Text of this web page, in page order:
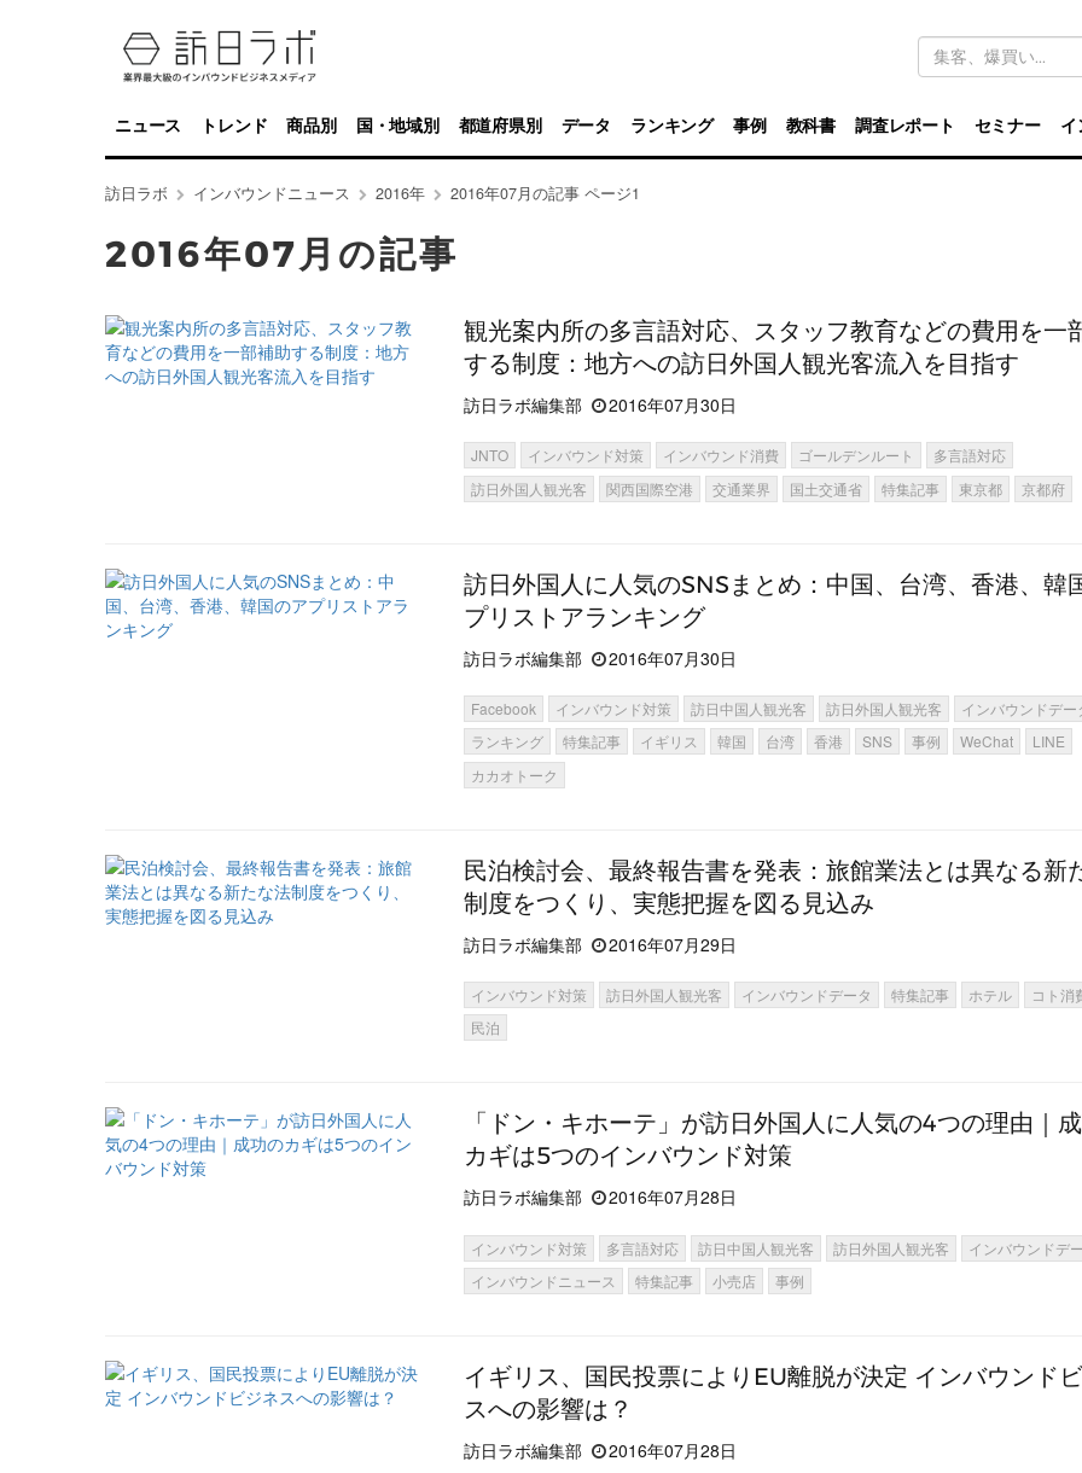
キ
ワ
ド
検
索
ニュース トレンド 商品別 国・地域別 都道府県別 データ ランキング 事例 教科書 調査レポート セミナー イ
訪日ラボ インバウンドニュース 2016年 2016年07月の記事 ページ1
2016年07月の記事
観光案内所の多言語対応、スタッフ教育などの費用を一
する制度：地方への訪日外国人観光客流入を目指す
訪日ラボ編集部 2016年07月30日
JNTO インバウンド対策 インバウンド消費 ゴールデンルート
多言語対応
訪日外国人観光客
関西国際空港 交通業界 国土交通省 特集記事 東京都 京都府
訪日外国人に人気のSNSまとめ：中国、台湾、香港、韓
プリストアランキング
訪日ラボ編集部 2016年07月30日
Facebook インバウンド対策 訪日中国人観光客 訪日外国人観光客
インバウンドデー
ランキング
特集記事 イギリス 韓国 台湾 香港 SNS 事例 WeChat
LINE
カカオトーク
民泊検討会、最終報告書を発表：旅館業法とは異なる新
制度をつくり、実態把握を図る見込み
訪日ラボ編集部 2016年07月29日
インバウンド対策 訪日外国人観光客 インバウンドデータ 特集記事 ホテル
コト消
民泊
「ドン・キホーテ」が訪日外国人に人気の4つの理由｜
カギは5つのインバウンド対策
訪日ラボ編集部 2016年07月28日
インバウンド対策 多言語対応 訪日中国人観光客 訪日外国人観光客
インバウンドデ
インバウンドニュース
特集記事 小売店 事例
イギリス、国民投票によりEU離脱が決定 インバウンド
スへの影響は？
訪日ラボ編集部 2016年07月28日